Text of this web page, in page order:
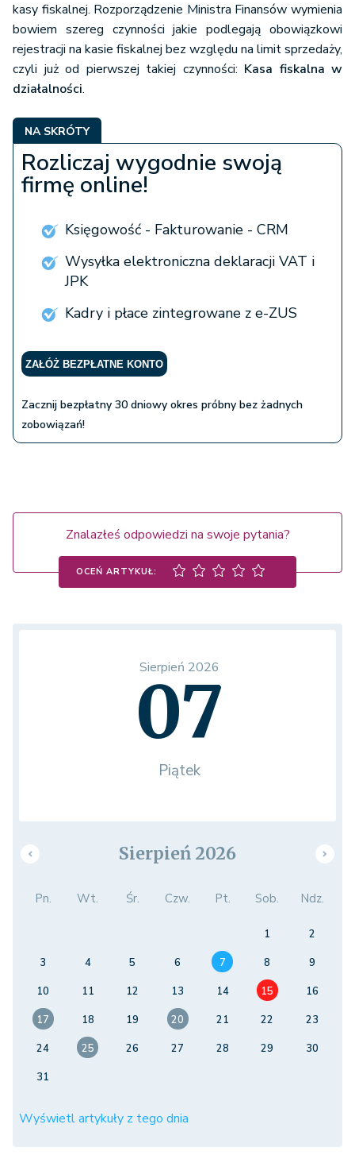
kasy fiskalnej. Rozporządzenie Ministra Finansów wymienia
bowiem szereg czynności jakie podlegają obowiązkowi
rejestracji na kasie fiskalnej bez względu na limit sprzedaży,
czyli już od pierwszej takiej czynności: Kasa fiskalna w
działalności.
NA SKRÓTY
Rozliczaj wygodnie swoją
firmę online!
Księgowość - Fakturowanie - CRM
Wysyłka elektroniczna deklaracji VAT i
JPK
Kadry i płace zintegrowane z e-ZUS
ZAŁÓŻ BEZPŁATNE KONTO
Zacznij bezpłatny 30 dniowy okres próbny bez żadnych
zobowiązań!
Znalazłeś odpowiedzi na swoje pytania?
OCEŃ ARTYKUŁ:
Sierpień 2026
07
Piątek
Sierpień 2026
Pn. Wt. Śr. Czw. Pt. Sob. Ndz.
1
2
3
4 5 6 7 8
9
10
11 12 13 14 15
16
17
18 19 20 21 22
23
24
25 26 27 28 29
30
31
Wyświetl artykuły z tego dnia